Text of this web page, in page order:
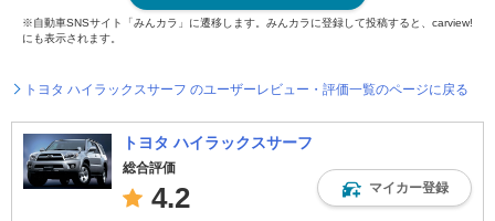
※自動車SNSサイト「みんカラ」に遷移します。みんカラに登録して投稿すると、carview!
にも表示されます。
トヨタ ハイラックスサーフ のユーザーレビュー・評価一覧のページに戻る
トヨタ ハイラックスサーフ
総合評価
4.2 マイカー登録